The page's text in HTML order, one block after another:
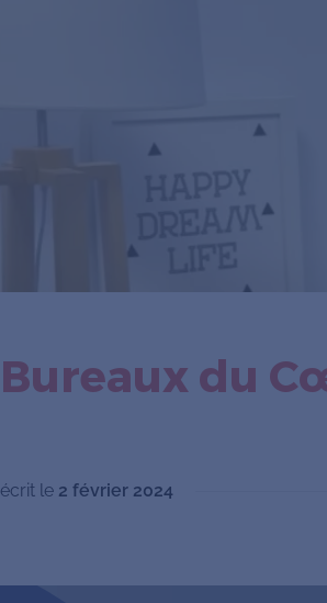
Bureaux du
écrit le 2 février 2024